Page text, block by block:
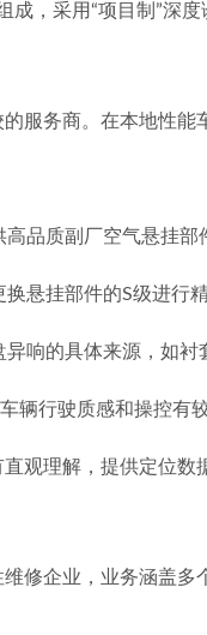
，采用“项目制”深
服务商。在本地性能
品质副厂空气悬挂部
悬挂部件的S级进行
响的具体来源，如衬
辆行驶质感和操控有
观理解，提供定位数
修企业，业务涵盖多